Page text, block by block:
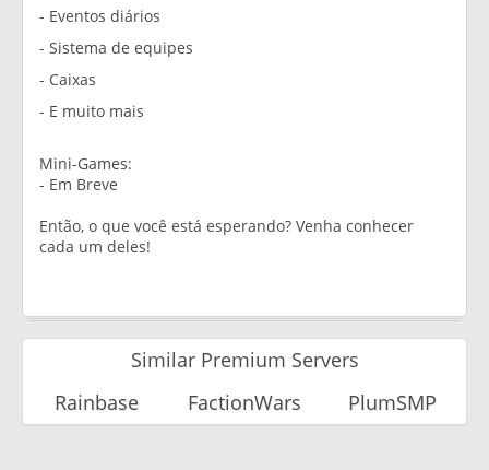
- Eventos diários
- Sistema de equipes
- Caixas
- E muito mais
Mini-Games:
- Em Breve
Então, o que você está esperando? Venha conhecer
cada um deles!
Similar Premium Servers
Rainbase
FactionWars PlumSMP